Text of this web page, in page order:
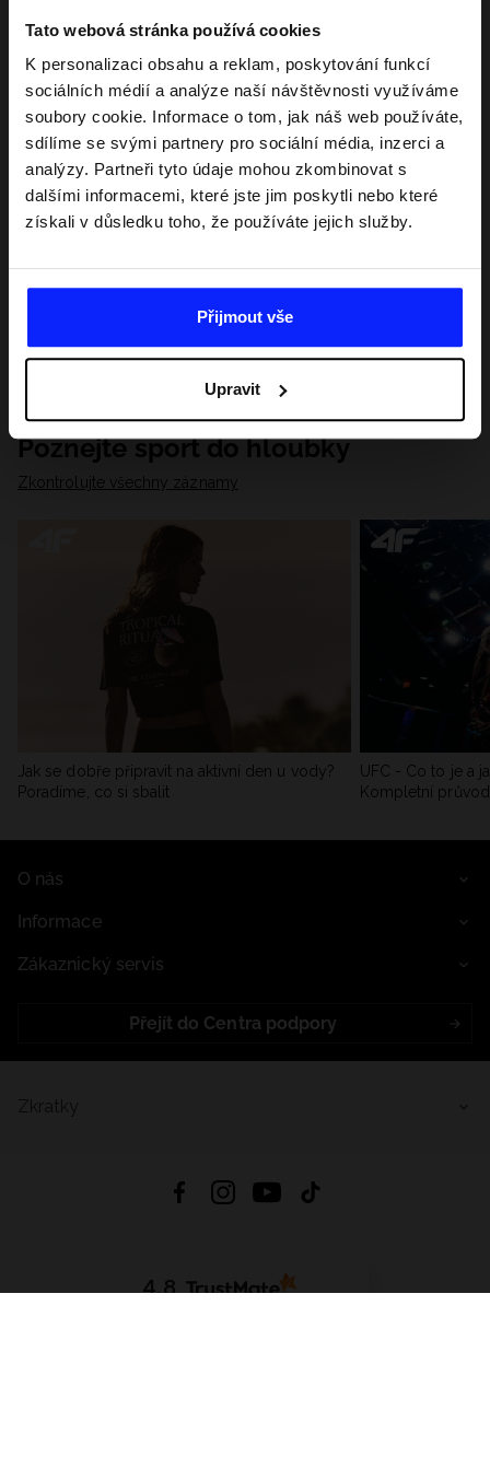
Tato webová stránka používá cookies
K personalizaci obsahu a reklam, poskytování funkcí
sociálních médií a analýze naší návštěvnosti využíváme
soubory cookie. Informace o tom, jak náš web používáte,
sdílíme se svými partnery pro sociální média, inzerci a
analýzy. Partneři tyto údaje mohou zkombinovat s
dalšími informacemi, které jste jim poskytli nebo které
získali v důsledku toho, že používáte jejich služby.
Přijmout vše
Upravit
Poznejte sport do hloubky
Zkontrolujte všechny záznamy
Jak se dobře připravit na aktivní den u vody?
Poradíme, co si sbalit
UFC - Co to je a
Kompletní
O nás
Informace
Zákaznický servis
Přejít do Centra podpory
4.8